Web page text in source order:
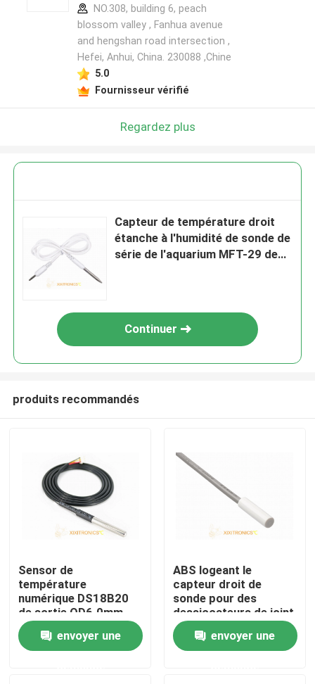
Maison
Produits
NO.308, building 6, peach
blossom valley , Fanhua avenue
and hengshan road intersection ,
Hefei, Anhui, China. 230088 ,Chine
5.0
Fournisseur vérifié
Regardez plus
Capteur de température droit
étanche à l'humidité de sonde de
série de l'aquarium MFT-29 de
Continuer
produits recommandés
Sensor de
température
numérique DS18B20
de sortie OD6.0mm
pour véhicule de la
série MFT-4401
envoyer une
ABS logeant le
capteur droit de
sonde pour des
dessiccateurs de joint
de lave-vaisselle de
Dehumidifie de
réfrigérateur
envoyer une